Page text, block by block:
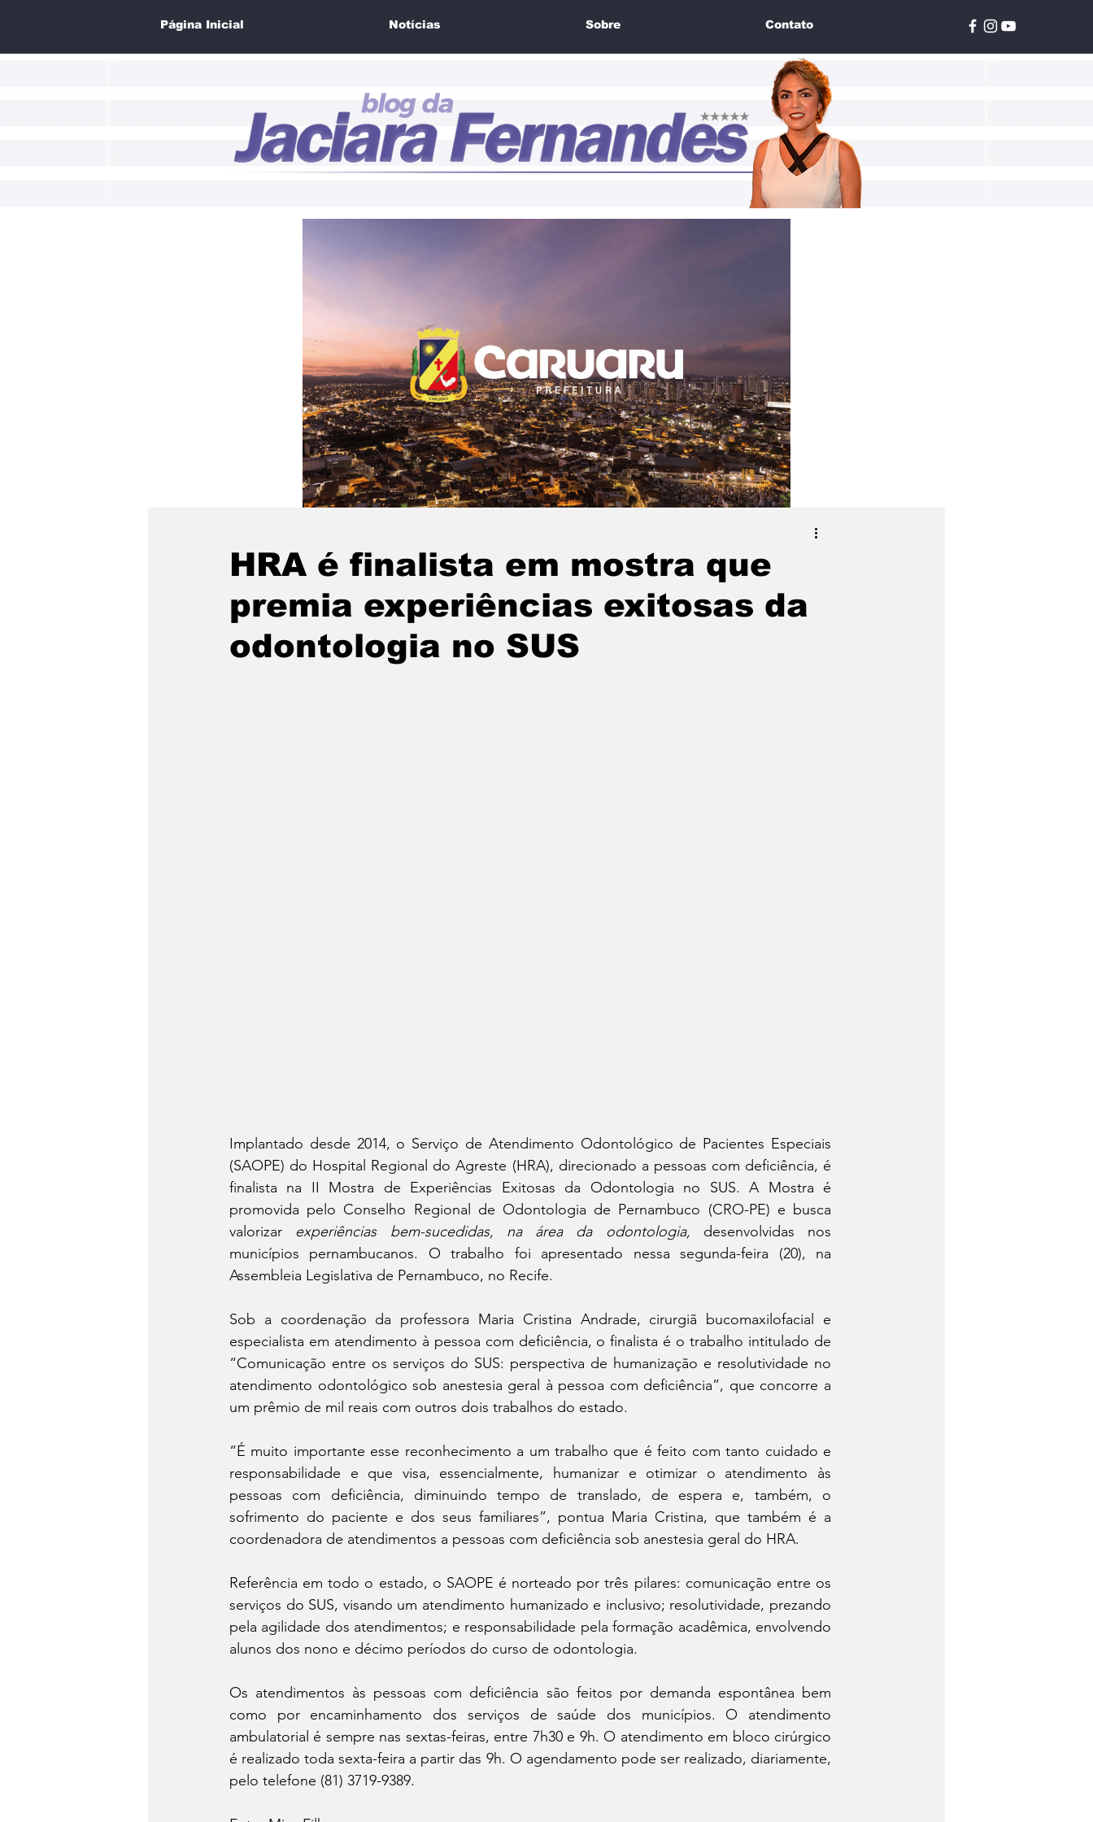
Página Inicial Notícias Sobre Contato
HRA é finalista em mostra que
premia experiências exitosas da
odontologia no SUS
Implantado desde 2014, o Serviço de Atendimento Odontológico de Pacientes Especiais
(SAOPE) do Hospital Regional do Agreste (HRA), direcionado a pessoas com deficiência, é
finalista na II Mostra de Experiências Exitosas da Odontologia no SUS. A Mostra é
promovida pelo Conselho Regional de Odontologia de Pernambuco (CRO-PE) e busca
valorizar experiências bem-sucedidas, na área da odontologia, desenvolvidas nos
municípios pernambucanos. O trabalho foi apresentado nessa segunda-feira (20), na
Assembleia Legislativa de Pernambuco, no Recife.
Sob a coordenação da professora Maria Cristina Andrade, cirurgiã bucomaxilofacial e
especialista em atendimento à pessoa com deficiência, o finalista é o trabalho intitulado de
“Comunicação entre os serviços do SUS: perspectiva de humanização e resolutividade no
atendimento odontológico sob anestesia geral à pessoa com deficiência”, que concorre a
um prêmio de mil reais com outros dois trabalhos do estado.
“É muito importante esse reconhecimento a um trabalho que é feito com tanto cuidado e
responsabilidade e que visa, essencialmente, humanizar e otimizar o atendimento às
pessoas com deficiência, diminuindo tempo de translado, de espera e, também, o
sofrimento do paciente e dos seus familiares”, pontua Maria Cristina, que também é a
coordenadora de atendimentos a pessoas com deficiência sob anestesia geral do HRA.
Referência em todo o estado, o SAOPE é norteado por três pilares: comunicação entre os
serviços do SUS, visando um atendimento humanizado e inclusivo; resolutividade, prezando
pela agilidade dos atendimentos; e responsabilidade pela formação acadêmica, envolvendo
alunos dos nono e décimo períodos do curso de odontologia.
Os atendimentos às pessoas com deficiência são feitos por demanda espontânea bem
como por encaminhamento dos serviços de saúde dos municípios. O atendimento
ambulatorial é sempre nas sextas-feiras, entre 7h30 e 9h. O atendimento em bloco cirúrgico
é realizado toda sexta-feira a partir das 9h. O agendamento pode ser realizado, diariamente,
pelo telefone (81) 3719-9389.